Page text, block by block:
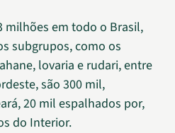
milhões em todo o Brasil,
subgrupos, como os
lovaria e rudari, entre
são 300 mil,
20 mil espalhados por,
do Interior.